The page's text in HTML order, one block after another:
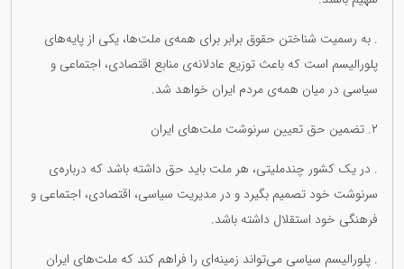
. به رسمیت شناختن حقوق برابر برای همه‌ی ملت‌ها، یکی از پایه‌های
پلورالیسم است که باعث توزیع عادلانه‌ی منابع اقتصادی، اجتماعی و
سیاسی در میان همه‌ی مردم ایران خواهد شد.
۲. تضمین حق تعیین سرنوشت ملت‌های ایران
. در یک کشور چندملیتی، هر ملت باید حق داشته باشد که درباره‌ی
سرنوشت خود تصمیم بگیرد و در مدیریت سیاسی، اقتصادی، اجتماعی و
فرهنگی خود استقلال داشته باشد.
. پلورالیسم سیاسی می‌تواند زمینه‌ای را فراهم کند که ملت‌های ایران